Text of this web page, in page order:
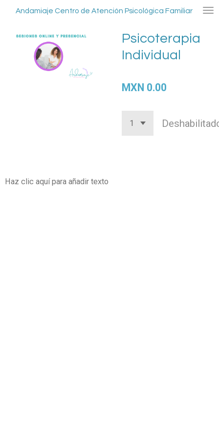
contenido
Andamiaje Centro de Atención Psicológica Familiar
Psicoterapia
Individual
MXN 0.00
Haz clic aquí para añadir texto